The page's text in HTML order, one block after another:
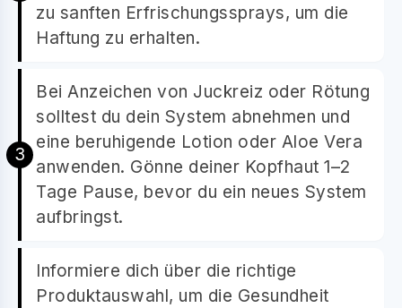
zu sanften Erfrischungssprays, um die
Haftung zu erhalten.
Bei Anzeichen von Juckreiz oder Rötung
solltest du dein System abnehmen und
eine beruhigende Lotion oder Aloe Vera
anwenden. Gönne deiner Kopfhaut 1–2
Tage Pause, bevor du ein neues System
aufbringst.
Informiere dich über die richtige
Produktauswahl, um die Gesundheit